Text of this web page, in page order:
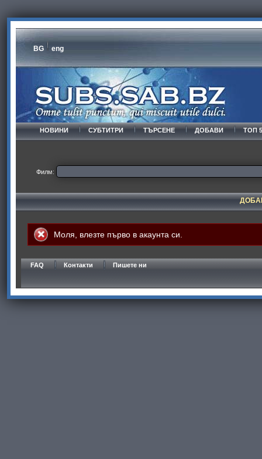
BG eng
НОВИНИ СУБТИТРИ ТЪРСЕНЕ ДОБАВИ ТОП
Филм:
Моля, влезтепърво в акаунта си.
FAQ Контакти Пишете ни